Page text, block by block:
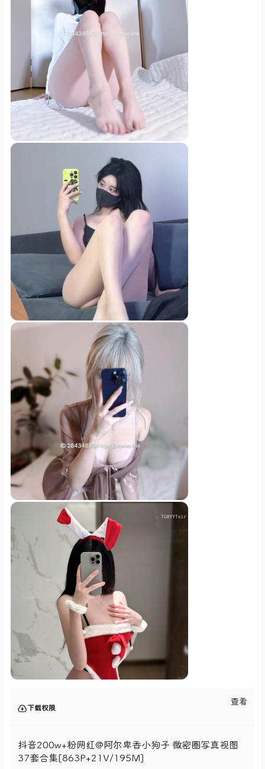
下载权限
查看
抖音200w+粉网红@阿尔卑香小狗子 微密圈写真视图
37套合集[863P+21V/195M]